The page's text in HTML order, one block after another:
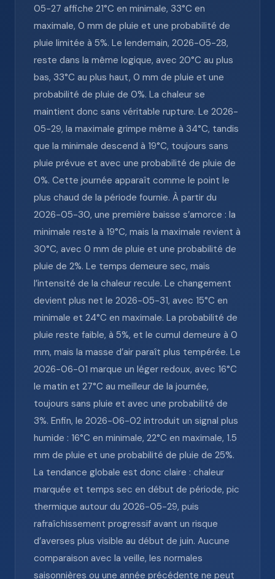
05-27 affiche 21°C en minimale, 33°C en
maximale, 0 mm de pluie et une probabilité de
pluie limitée à 5%. Le lendemain, 2026-05-28,
reste dans la même logique, avec 20°C au plus
bas, 33°C au plus haut, 0 mm de pluie et une
probabilité de pluie de 0%. La chaleur se
maintient donc sans véritable rupture. Le 2026-
05-29, la maximale grimpe même à 34°C, tandis
que la minimale descend à 19°C, toujours sans
pluie prévue et avec une probabilité de pluie de
0%. Cette journée apparaît comme le point le
plus chaud de la période fournie. À partir du
2026-05-30, une première baisse s’amorce : la
minimale reste à 19°C, mais la maximale revient à
30°C, avec 0 mm de pluie et une probabilité de
pluie de 2%. Le temps demeure sec, mais
l’intensité de la chaleur recule. Le changement
devient plus net le 2026-05-31, avec 15°C en
minimale et 24°C en maximale. La probabilité de
pluie reste faible, à 5%, et le cumul demeure à 0
mm, mais la masse d’air paraît plus tempérée. Le
2026-06-01 marque un léger redoux, avec 16°C
le matin et 27°C au meilleur de la journée,
toujours sans pluie et avec une probabilité de
3%. Enfin, le 2026-06-02 introduit un signal plus
humide : 16°C en minimale, 22°C en maximale, 1.5
mm de pluie et une probabilité de pluie de 25%.
La tendance globale est donc claire : chaleur
marquée et temps sec en début de période, pic
thermique autour du 2026-05-29, puis
rafraîchissement progressif avant un risque
d’averses plus visible au début de juin. Aucune
comparaison avec la veille, les normales
saisonnières ou une année précédente ne peut